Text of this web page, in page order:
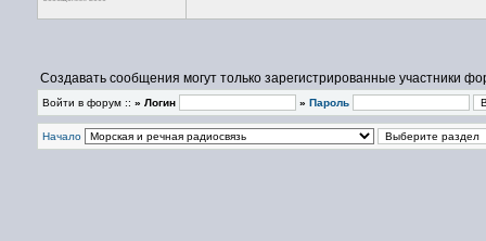
Создавать сообщения могут только зарегистрированные участники
Войти в форум :: » Логин » Пароль
Начало